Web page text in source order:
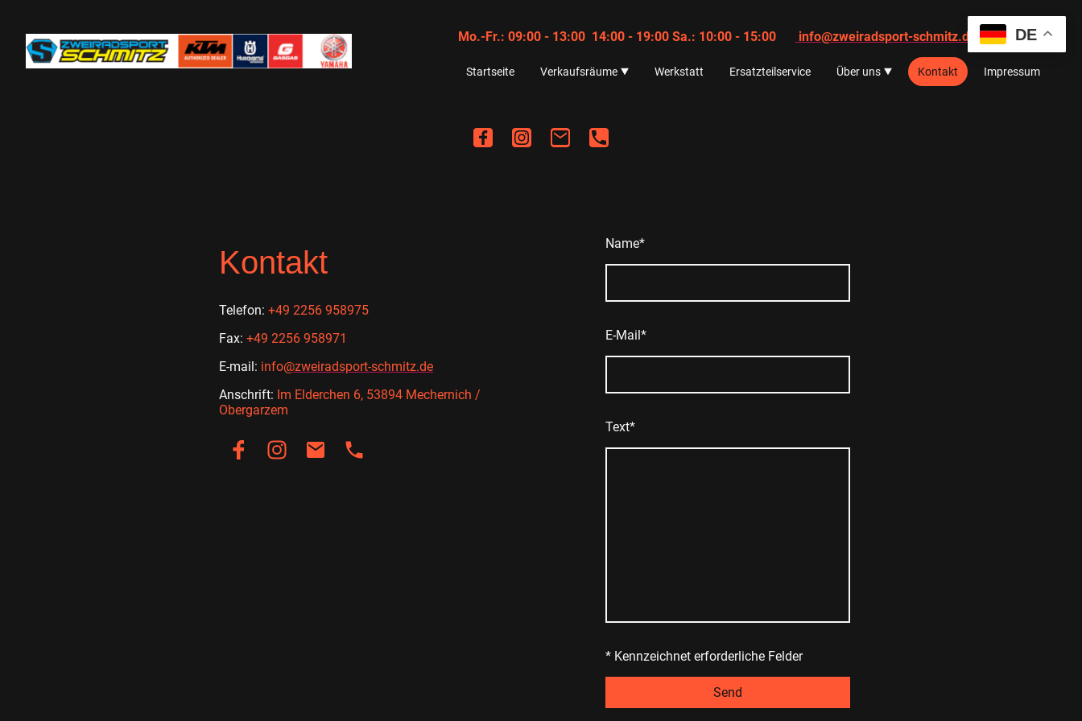
Mo.-Fr.: 09:00 - 13:00 14:00 - 19:00 Sa.: 10:00 - 15:00 info@zweiradsport-schmitz.de
Startseite Verkaufsräume Werkstatt Ersatzteilservice Über uns Kontakt Impressum
Kontakt
Telefon: ‭ +49 2256 958975‬
Fax: +49 2256 958971
E-mail: info@zweiradsport-schmitz.de
Anschrift: Im Elderchen 6, 53894 Mechernich /
Obergarzem
Name*
E-Mail*
Text*
* Kennzeichnet erforderliche Felder
Send
DE